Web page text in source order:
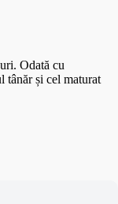
Odată cu
tânăr și cel maturat